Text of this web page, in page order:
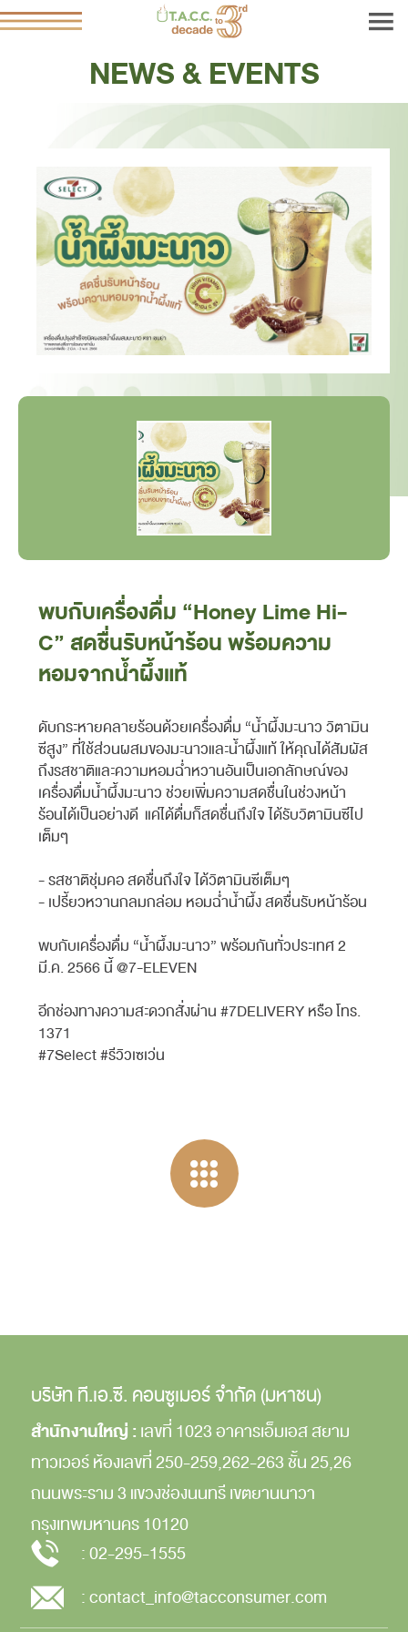
NEWS & EVENTS
พบกับเครื่องดื่ม “Honey Lime Hi-
C” สดชื่นรับหน้าร้อน พร้อมความ
หอมจากนํ้าผึ้งแท้
ดับกระหายคลายร้อนด้วยเครื่องดื่ม “น้ำผึ้งมะนาว วิตามิน
ซีสูง” ที่ใช้ส่วนผสมของมะนาวและน้ำผึ้งแท้ ให้คุณได้สัมผัส
ถึงรสชาติและความหอมฉ่ำหวานอันเป็นเอกลักษณ์ของ
เครื่องดื่มน้ำผึ้งมะนาว ช่วยเพิ่มความสดชื่นในช่วงหน้า
ร้อนได้เป็นอย่างดี แค่ได้ดื่มก็สดชื่นถึงใจ ได้รับวิตามินซีไป
เต็มๆ
- รสชาติชุ่มคอ สดชื่นถึงใจ ได้วิตามินซีเต็มๆ
- เปรี้ยวหวานกลมกล่อม หอมฉ่ำน้ำผึ้ง สดชื่นรับหน้าร้อน
พบกับเครื่องดื่ม “น้ำผึ้งมะนาว” พร้อมกันทั่วประเทศ 2
มี.ค. 2566 นี้ @7-ELEVEN
อีกช่องทางความสะดวกสั่งผ่าน #7DELIVERY หรือ โทร.
1371
#7Select #รีวิวเซเว่น
บริษัท ที.เอ.ซี. คอนซูเมอร์ จำกัด (มหาชน)
สำนักงานใหญ่ : เลขที่ 1023 อาคารเอ็มเอส สยาม
ทาวเวอร์ห้องเลขที่ 250-259,262-263ชั้น 25,26
ถนนพระราม 3 แขวงช่องนนทรีเขตยานนาวา
กรุงเทพมหานคร10120
:02-295-1555
:contact_info@tacconsumer.com